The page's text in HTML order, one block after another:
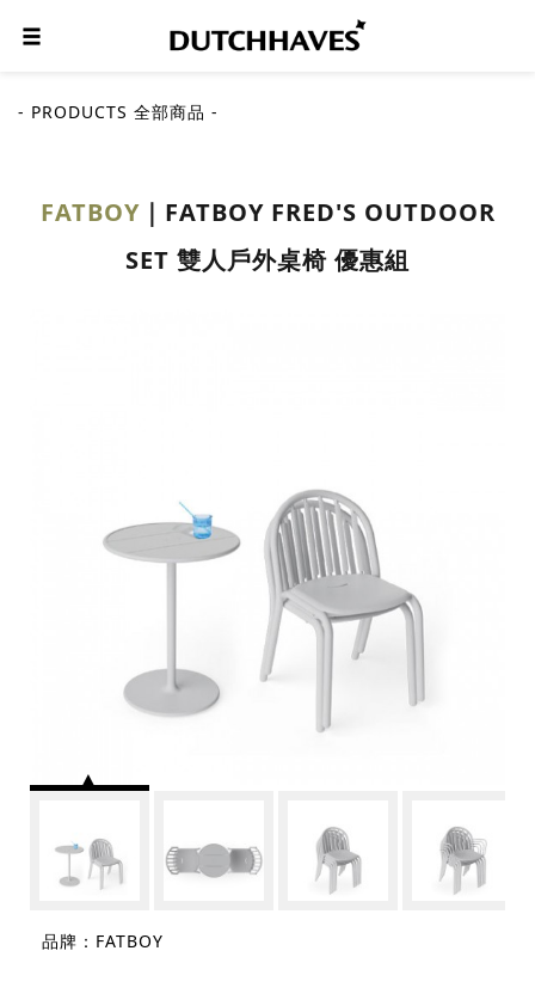
- PRODUCTS 全部商品 -
FATBOY
FATBOY FRED'S OUTDOOR
SET 雙人戶外桌椅 優惠組
品牌：FATBOY